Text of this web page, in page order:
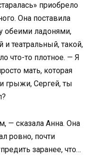
приобрело
Она поставила
обеими ладонями,
театральный, такой,
что-то плотное. — Я
мать, которая
грыжи, Сергей, ты
— сказала Анна. Она
ровно, почти
заранее, что…